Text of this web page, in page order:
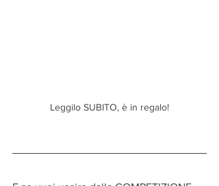
Leggilo SUBITO, è in regalo!